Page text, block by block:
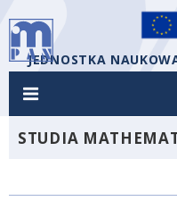
JEDNOSTKA
STUDIA